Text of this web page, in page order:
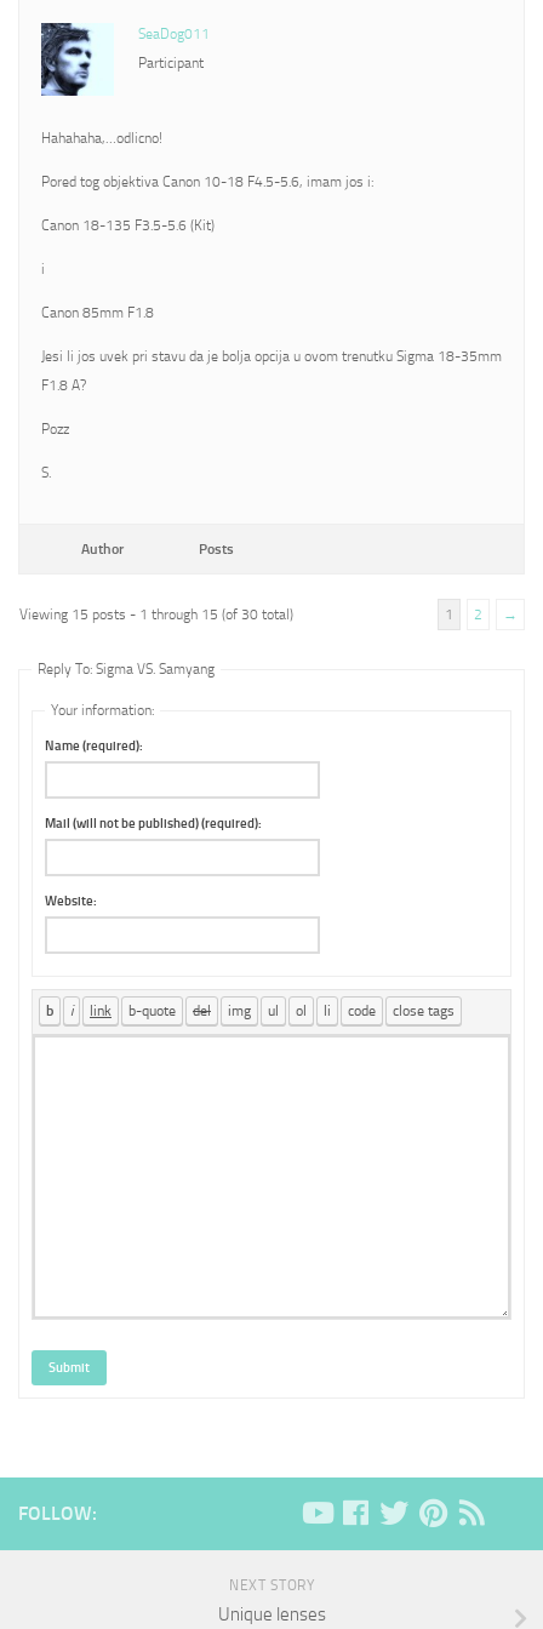
SeaDog011
Participant
Hahahaha,…odlicno!
Pored tog objektiva Canon 10-18 F4.5-5.6, imam jos i:
Canon 18-135 F3.5-5.6 (Kit)
i
Canon 85mm F1.8
Jesi li jos uvek pri stavu da je bolja opcija u ovom trenutku Sigma 18-35mm
F1.8 A?
Pozz
S.
Author Posts
Viewing 15 posts - 1 through 15 (of 30 total) 1 2 →
Reply To: Sigma VS. Samyang
Your information:
Name (required):
Mail (will not be published) (required):
Website:
Submit
FOLLOW:
NEXT STORY
Unique lenses